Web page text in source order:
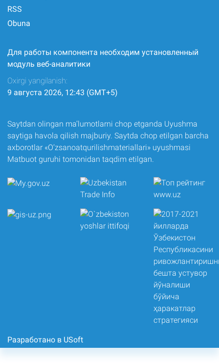
RSS
Obuna
Для работы компонента необходим установленный
модуль веб-аналитики
Oxirgi yangilanish:
9 августа 2026, 12:43 (GMT+5)
Saytdan olingan ma’lumotlarni chop etganda Uyushma
saytiga havola qilish majburiy. Saytda chop etilgan barcha
axborotlar «O‘zsanoatqurilishmateriallari» uyushmasi
Matbuot guruhi tomonidan taqdim etilgan.
Разработано в USoft